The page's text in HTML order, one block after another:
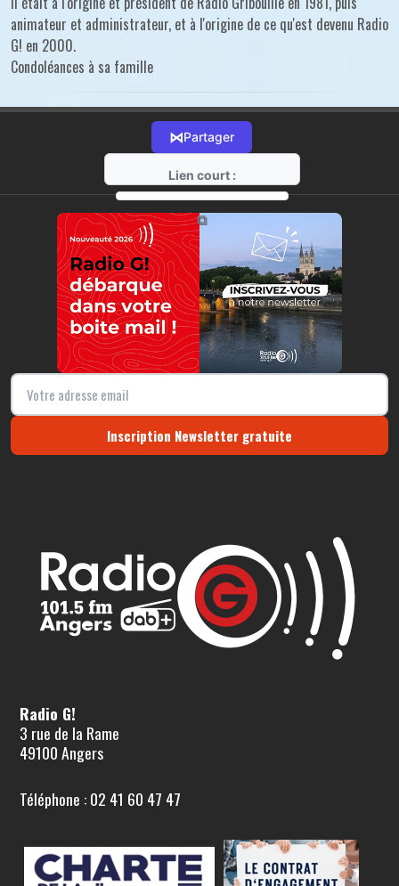
animateur et administrateur, et à l'origine de ce qu'est devenu Radio
G! en 2000.
Condoléances à sa famille
⋈Partager
Lien court :
https://radio-g.fr?r89
⧉
Inscription Newsletter gratuite
Radio G!
3 rue de la Rame
49100 Angers
Téléphone : 02 41 60 47 47